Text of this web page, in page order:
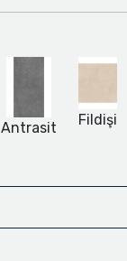
Antrasit Fildişi